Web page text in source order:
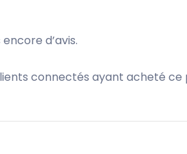
encore d’avis.
connectés ayant acheté ce